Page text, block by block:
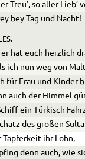
Treu’, so aller Lieb’
bey Tag und Nacht!
hat euch herzlich
ich nun weg von
für Frau und Kinder
auch der Himmel
ein Türkisch
des großen
Tapferkeit ihr Lohn,
denn auch, wie